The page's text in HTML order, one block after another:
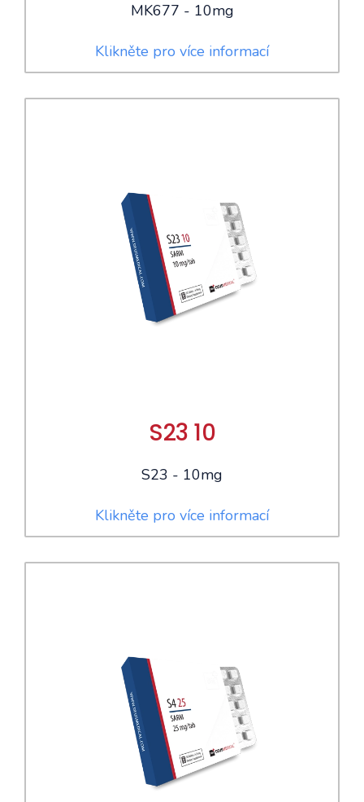
MK677 - 10mg
Klikněte pro více informací
S23 10
S23 - 10mg
Klikněte pro více informací